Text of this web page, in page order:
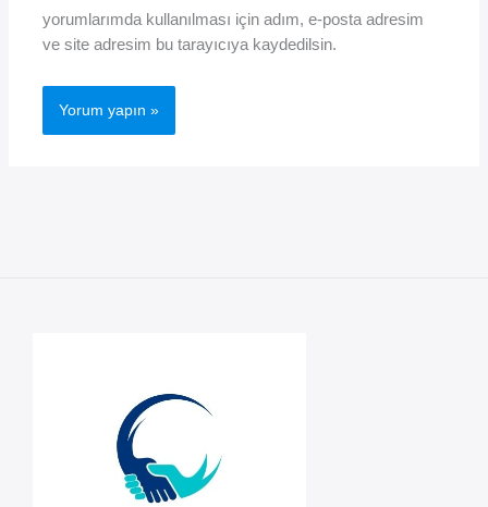
yorumlarımda kullanılması için adım, e-posta adresim
ve site adresim bu tarayıcıya kaydedilsin.